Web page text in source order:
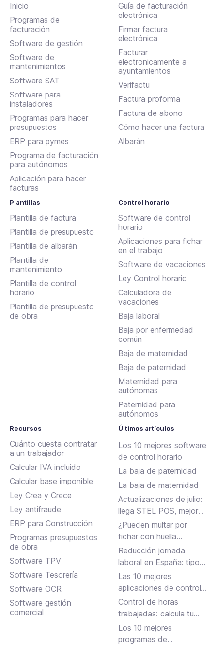
Inicio
Programas de
facturación
Software de gestión
Software de
mantenimientos
Software SAT
Software para
instaladores
Programas para hacer
presupuestos
ERP para pymes
Programa de facturación
para autónomos
Aplicación para hacer
facturas
Guía de facturación
electrónica
Firmar factura
electrónica
Facturar
electronicamente a
ayuntamientos
Verifactu
Factura proforma
Factura de abono
Cómo hacer una factura
Albarán
Plantillas
Plantilla de factura
Plantilla de presupuesto
Plantilla de albarán
Plantilla de
mantenimiento
Plantilla de control
horario
Plantilla de presupuesto
de obra
Control horario
Software de control
horario
Aplicaciones para fichar
en el trabajo
Software de vacaciones
Ley Control horario
Calculadora de
vacaciones
Baja laboral
Baja por enfermedad
común
Baja de maternidad
Baja de paternidad
Maternidad para
autónomas
Paternidad para
autónomos
Recursos
Cuánto cuesta contratar
a un trabajador
Calcular IVA incluido
Calcular base imponible
Ley Crea y Crece
Ley antifraude
ERP para Construcción
Programas presupuestos
de obra
Software TPV
Software Tesorería
Software OCR
Software gestión
comercial
Últimos artículos
Los 10 mejores software
de control horario
La baja de paternidad
La baja de maternidad
Actualizaciones de julio:
llega STEL POS, mejoras
en Assistant, albaranes
en Inbox y más
¿Pueden multar por
fichar con huella
dactilar?
Reducción jornada
laboral en España: tipos,
requisitos y cómo
solicitarla
Las 10 mejores
aplicaciones de control
horario para fichar en el
trabajo
Control de horas
trabajadas: calcula tu
jornada laboral
Los 10 mejores
programas de